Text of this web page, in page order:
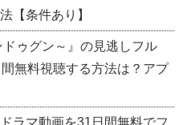
【条件あり】
ドゥグン～』の見逃しフル
無料視聴する方法は？アプ
ラマ動画を31日間無料でフ